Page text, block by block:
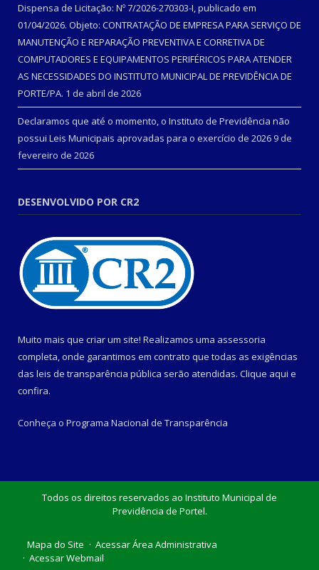
Dispensa de Licitação: Nº 7/2026-270303-I, publicado em
01/04/2026. Objeto: CONTRATAÇÃO DE EMPRESA PARA SERVIÇO DE
MANUTENÇÃO E REPARAÇÃO PREVENTIVA E CORRETIVA DE
COMPUTADORES E EQUIPAMENTOS PERIFÉRICOS PARA ATENDER
AS NECESSIDADES DO INSTITUTO MUNICIPAL DE PREVIDÊNCIA DE
PORTE/PA. 1 de abril de 2026
Declaramos que até o momento, o Instituto de Previdência não
possui Leis Municipais aprovadas para o exercício de 2026 9 de
fevereiro de 2026
DESENVOLVIDO POR CR2
Muito mais que criar um site! Realizamos uma assessoria
completa, onde garantimos em contrato que todas as exigências
das leis de transparência pública serão atendidas. Clique aqui e
confira.
Conheça o Programa Nacional de Transparência
Todos os direitos reservados ao Instituto Municipal de
Previdência de Portel.
Mapa do Site
Acessar Área Administrativa
Acessar Webmail